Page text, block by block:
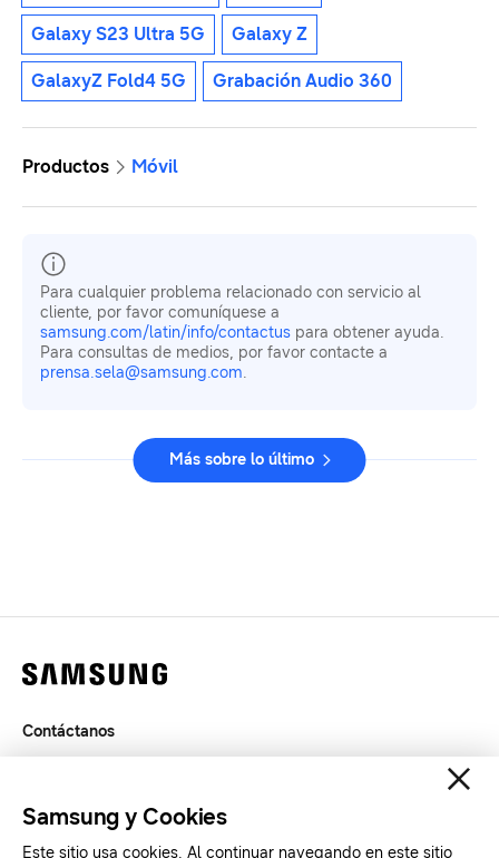
Galaxy S23 Ultra 5G Galaxy Z
GalaxyZ Fold4 5G Grabación Audio 360
Productos Móvil
Para cualquier problema relacionado con servicio al
cliente, por favor comuníquese a
samsung.com/latin/info/contactus para obtener ayuda.
Para consultas de medios, por favor contacte a
prensa.sela@samsung.com.
Más sobre lo último
Contáctanos
SAMSUNG.COM
Samsung y Cookies
Este sitio usa cookies. Al continuar navegando en este sitio